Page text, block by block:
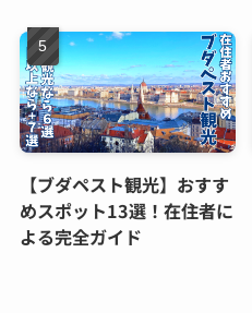
【ブダペスト観光】おすす
めスポット13選！在住者に
よる完全ガイド